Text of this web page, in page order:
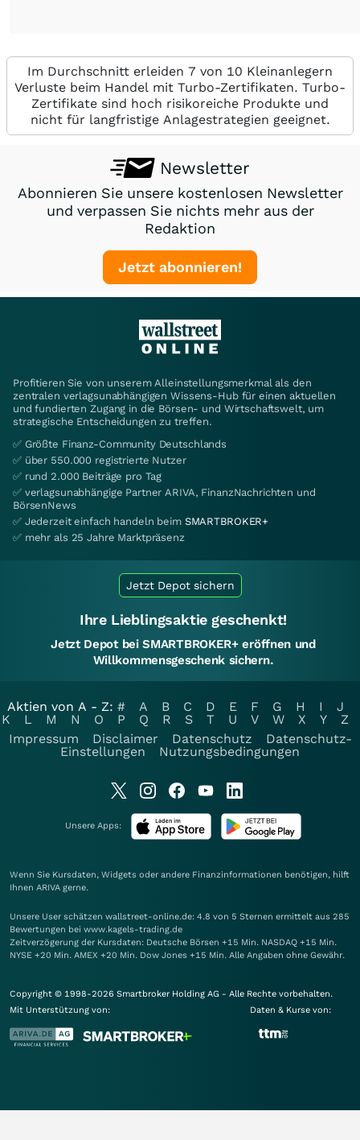
Im Durchschnitt erleiden 7 von 10 Kleinanlegern
Verluste beim Handel mit Turbo-Zertifikaten. Turbo-
Zertifikate sind hoch risikoreiche Produkte und
nicht für langfristige Anlagestrategien geeignet.
Newsletter
Abonnieren Sie unsere kostenlosen Newsletter
und verpassen Sie nichts mehr aus der
Redaktion
Jetzt abonnieren!
Profitieren Sie von unserem Alleinstellungsmerkmal als den
zentralen verlagsunabhängigen Wissens-Hub für einen aktuellen
und fundierten Zugang in die Börsen- und Wirtschaftswelt, um
strategische Entscheidungen zu treffen.
✅ Größte Finanz-Community Deutschlands
✅ über 550.000 registrierte Nutzer
✅ rund 2.000 Beiträge pro Tag
✅ verlagsunabhängige Partner ARIVA, FinanzNachrichten und
BörsenNews
✅ Jederzeit einfach handeln beim SMARTBROKER+
✅ mehr als 25 Jahre Marktpräsenz
Jetzt Depot sichern
Ihre Lieblingsaktie geschenkt!
Jetzt Depot bei SMARTBROKER+ eröffnen und
Willkommensgeschenk sichern.
Aktien von A - Z: # A B C D E F G H I
J
K
L M N O P Q R S T U V W X Y
Z
Impressum
Disclaimer Datenschutz
Datenschutz-
Einstellungen
Nutzungsbedingungen
Unsere Apps:
Wenn Sie Kursdaten, Widgets oder andere Finanzinformationen benötigen, hilft
Ihnen ARIVA gerne.
Unsere User schätzen wallstreet-online.de: 4.8 von 5 Sternen ermittelt aus 285
Bewertungen bei www.kagels-trading.de
Zeitverzögerung der Kursdaten: Deutsche Börsen +15 Min. NASDAQ +15 Min.
NYSE +20 Min. AMEX +20 Min. Dow Jones +15 Min. Alle Angaben ohne Gewähr.
Copyright © 1998-2026 Smartbroker Holding AG - Alle Rechte vorbehalten.
Mit Unterstützung von:
Daten & Kurse von: